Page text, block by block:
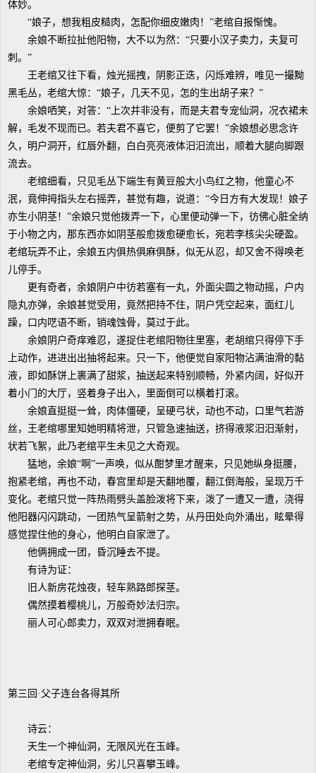
体妙。
“娘子，想我粗皮糙肉，怎配你细皮嫩肉！”老绾自报惭愧。
余娘不断拉扯他阳物，大不以为然：“只要小汉子卖力，夫复可
刺。”
王老绾又往下看，烛光摇拽，阴影正迭，闪烁难辨，唯见一撮黝
黑毛丛，老绾大惊：“娘子，几天不见，怎的生出胡子来？”
余娘哂笑，对答：“上次并非没有，而是夫君专宠仙洞，况衣裙未
解，毛发不现而已。若夫君不喜它，便剪了它罢！”余娘想必思念许
久，明户洞开，红唇外翻，白白亮亮液体汨汨流出，顺着大腿向脚跟
流去。
老绾细看，只见毛丛下端生有黄豆般大小鸟红之物，他童心不
泯，竟伸拇指头左右摇弄，甚觉有趣，说道：“今日方有大发现！娘子
亦生小阴茎！”余娘只觉他拨弄一下，心里便动弹一下，彷佛心脏全纳
于小物之内，那东西亦如阴茎般愈拨愈硬愈长，宛若李核尖尖硬盈。
老绾玩弄不止，余娘五内俱热俱麻俱酥，似无从忍，却又舍不得唤老
儿停手。
更有奇者，余娘阴户中彷若塞有一丸，外面尖圆之物动摇，户内
隐丸亦弹，余娘甚觉受用，竟然把持不住，阴户凭空起来，面红儿
躁，口内呓语不断，销魂蚀骨，莫过于此。
余娘阴户奇痒难忍，遂捉住老绾阳物往里塞，老胡绾只得停下手
上动作，进进出出抽将起来。只一下，他便觉自家阳物沾满油滑的黏
液，即如酥饼上裹满了甜浆，抽送起来特别顺畅，外紧内阔，好似开
着小门的大厅，竖着身子出入，里面倒可以横着打滚。
余娘直挺挺一耸，肉体僵硬，呈硬弓状，动也不动，口里气若游
丝，王老绾哪里知她明精将泄，只管急速抽送，挤得液浆汨汨渐射，
状若飞絮，此乃老绾平生未见之大奇观。
猛地，余娘“啊”一声唤，似从酣梦里才醒来，只见她纵身挺腰，
抱紧老绾，再也不动，春宫里却是天翻地覆，翻江倒海般，呈现万千
变化。老绾只觉一阵热雨劈头盖脸泼将下来，泼了一遭又一遭，浇得
他阳器闪闪跳动，一团热气呈箭射之势，从丹田处向外涌出，眩晕得
感觉捏住他的身心，他明白自家泄了。
他俩拥成一团，昏沉睡去不提。
有诗为证：
旧人新房花烛夜，轻车熟路郎探茎。
偶然摸着樱桃儿，万般奇妙法归宗。
丽人可心郎卖力，双双对泄拥春眠。
第三回·父子连台各得其所
诗云：
天生一个神仙洞，无限风光在玉峰。
老绾专定神仙洞，劣儿只喜攀玉峰。